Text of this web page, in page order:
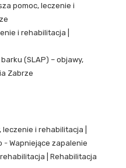
pomoc, leczenie i
i rehabilitacja |
(SLAP) – objawy,
Zabrze
i rehabilitacja |
-Wapniejące zapalenie
| Rehabilitacja